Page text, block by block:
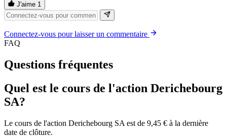
J'aime 1
Connectez-vous pour laisser un commentaire
FAQ
Questions fréquentes
Quel est le cours de l'action Derichebourg
SA?
Le cours de l'action Derichebourg SA est de 9,45 € à la dernière
date de clôture.